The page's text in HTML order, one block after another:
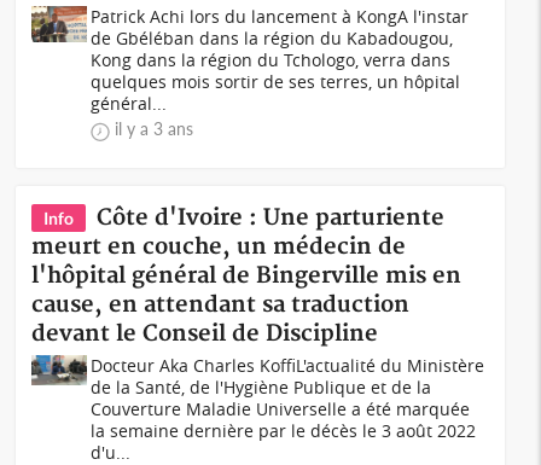
Patrick Achi lors du lancement à KongA l'instar
de Gbéléban dans la région du Kabadougou,
Kong dans la région du Tchologo, verra dans
quelques mois sortir de ses terres, un hôpital
général...
il y a 3 ans
Info
Côte d'Ivoire : Une parturiente
meurt en couche, un médecin de
l'hôpital général de Bingerville mis en
cause, en attendant sa traduction
devant le Conseil de Discipline
Docteur Aka Charles KoffiL'actualité du Ministère
de la Santé, de l'Hygiène Publique et de la
Couverture Maladie Universelle a été marquée
la semaine dernière par le décès le 3 août 2022
d'u...